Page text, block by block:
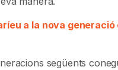
a la nova
següents